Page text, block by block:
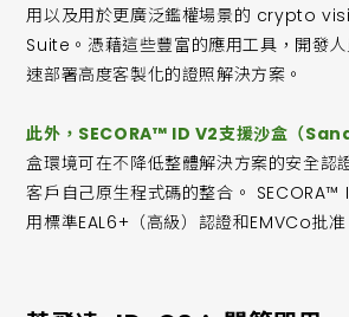
用以及用於更廣泛鑑權場景的 crypto
Suite。憑藉這些豐富的應用工具，開發
速部署高度客製化的證照解決方案。
此外，SECORA™ ID V2支援沙盒（
盒環境可在不降低整體解決方案的安全認
客戶自己原生程式碼的整合。 SECORA™
用標準EAL6+（高級）認證和EMVCo批准